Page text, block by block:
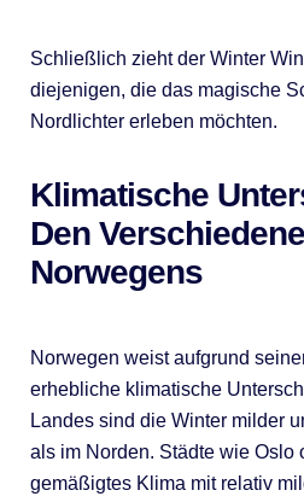
Schließlich zieht der Winter
diejenigen, die das magische
Nordlichter erleben möchten.
Klimatische
Den
Norwegens
Norwegen weist aufgrund
erhebliche klimatische
Landes sind die Winter milder
als im Norden. Städte wie Oslo
gemäßigtes Klima mit relativ